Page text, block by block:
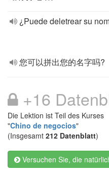
¿Puede deletrear su
您可以拼出您的名字吗?
+16
Die Lektion ist Teil des Kurses
"Chino de negocios"
(Insgesamt 212 Datenblatt)
Versuchen Sie, die